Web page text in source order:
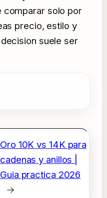
comparar solo por
precio, estilo y
suele ser
Oro 10K vs 14K para
cadenas y anillos |
Guia practica 2026
→